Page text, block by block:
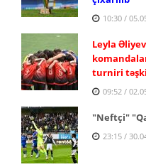
10:30 /
Leyla
turniri
09:52 /
"Neftçi"
23:15 /